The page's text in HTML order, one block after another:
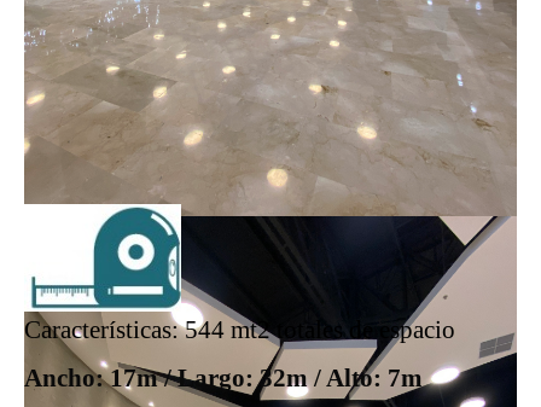
Características: 544 mt2 totales de espacio
Ancho: 17m / Largo: 32m / Alto: 7m